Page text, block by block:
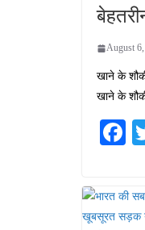
August
खाने के
खाने के